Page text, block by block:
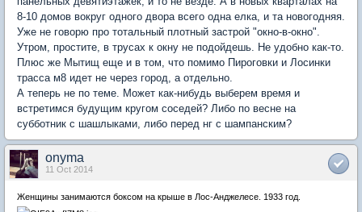
8-10 домов вокруг одного двора всего одна елка, и та новогодняя.
Уже не говорю про тотальный плотный застрой "окно-в-окно".
Утром, простите, в трусах к окну не подойдешь. Не удобно как-то.
Плюс же Мытищ еще и в том, что помимо Пироговки и Лосинки
трасса м8 идет не через город, а отдельно.
А теперь не по теме. Может как-нибудь выберем время и
встретимся будущим кругом соседей? Либо по весне на
субботник с шашлыками, либо перед нг с шампанским?
onyma
11 Oct 2014
Женщины занимаются боксом на крыше в Лос-Анджелесе. 1933 год.